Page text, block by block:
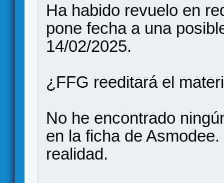
Ha habido revuelo en
pone fecha a una
14/02/2025.
¿FFG reeditará el
No he encontrado
en la ficha de
realidad.